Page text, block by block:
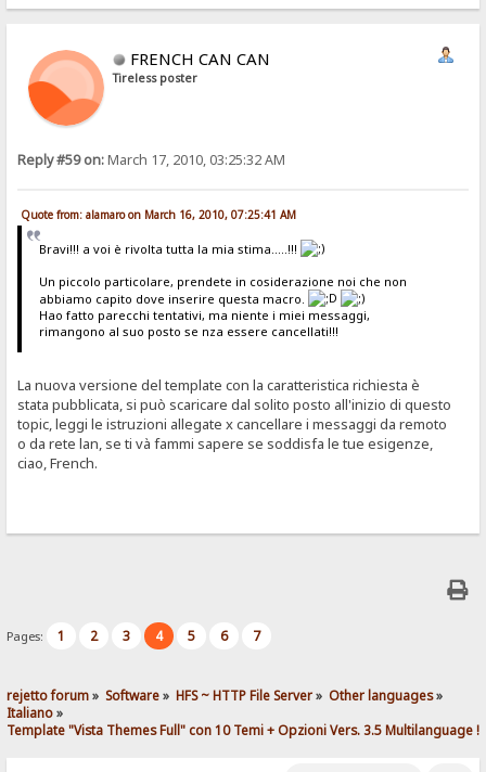
FRENCH CAN CAN
Tireless poster
Reply #59 on:March 17, 2010, 03:25:32 AM
Quote from: alamaro on March 16, 2010, 07:25:41 AM
Bravi!!! a voi è rivolta tutta la mia stima.....!!!
Un piccolo particolare, prendete in cosiderazione noi che non
abbiamo capito dove inserire questa macro.
Hao fatto parecchi tentativi, ma niente i miei messaggi,
rimangono al suo posto se nza essere cancellati!!!
La nuova versione del template con la caratteristica richiesta è
stata pubblicata, si può scaricare dal solito posto all'inizio di questo
topic, leggi le istruzioni allegate x cancellare i messaggi da remoto
o da rete lan, se ti và fammi sapere se soddisfa le tue esigenze,
ciao, French.
Pages: 1 2 3 4 5 6 7
rejetto forum» Software» HFS ~ HTTP File Server» Other languages»
Italiano»
Template "Vista Themes Full" con 10 Temi + Opzioni Vers. 3.5 Multilanguage !!